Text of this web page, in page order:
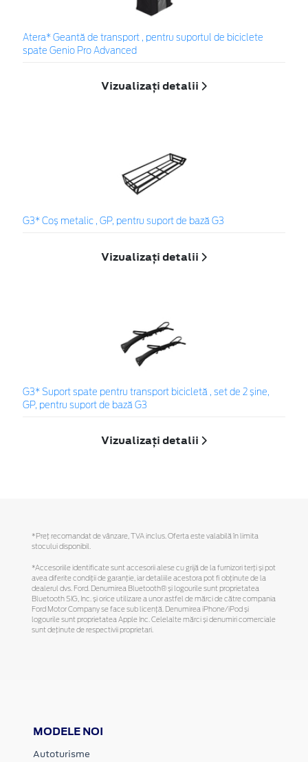
Atera* Geantă de transport , pentru suportul de biciclete
spate Genio Pro Advanced
Vizualizați detalii
G3* Coș metalic , GP, pentru suport de bază G3
Vizualizați detalii
G3* Suport spate pentru transport bicicletă , set de 2 șine,
GP, pentru suport de bază G3
Vizualizați detalii
*Preţ recomandat de vânzare, TVA inclus. Oferta este valabilă în limita
stocului disponibil.
*Accesoriile identificate sunt accesorii alese cu grijă de la furnizori terți și pot
avea diferite condiții de garanție, iar detaliile acestora pot fi obținute de la
dealerul dvs. Ford. Denumirea Bluetooth® și logourile sunt proprietatea
Bluetooth SIG, Inc. și orice utilizare a unor astfel de mărci de către compania
Ford Motor Company se face sub licență. Denumirea iPhone/iPod și
logourile sunt proprietatea Apple Inc. Celelalte mărci și denumiri comerciale
sunt deținute de respectivii proprietari.
MODELE NOI
Autoturisme